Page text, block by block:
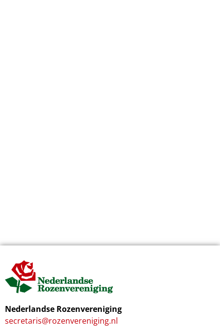
Nederlandse Rozenvereniging
secretaris@rozenvereniging.nl